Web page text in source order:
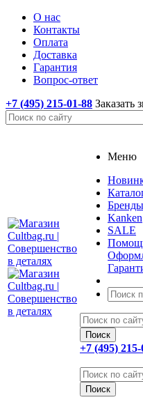
О нас
Контакты
Оплата
Доставка
Гарантия
Вопрос-ответ
+7 (495) 215-01-88 Заказать
Меню
Бренды
Kanken
SALE
+7 (495)